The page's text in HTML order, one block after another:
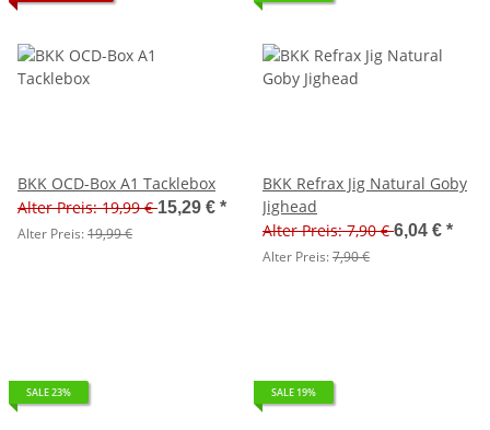
BKK OCD-Box A1 Tacklebox
Alter Preis: 19,99 €15,29 € *
Alter Preis:19,99 €
BKK Refrax Jig Natural Goby
Jighead
Alter Preis: 7,90 €6,04 € *
Alter Preis:7,90 €
SALE 23% SALE 19%